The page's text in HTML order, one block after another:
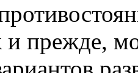
и прежде,